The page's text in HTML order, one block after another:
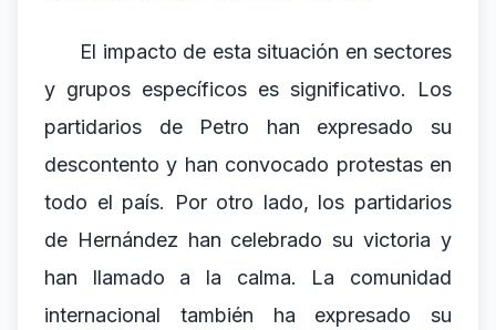
El impacto de esta situación en sectores
y grupos específicos es significativo. Los
partidarios de Petro han expresado su
descontento y han convocado protestas en
todo el país. Por otro lado, los partidarios
de Hernández han celebrado su victoria y
han llamado a la calma. La comunidad
internacional también ha expresado su